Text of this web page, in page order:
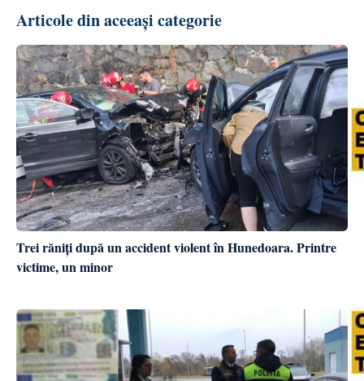
Articole din aceeași categorie
Trei răniți după un accident violent în Hunedoara. Printre
victime, un minor